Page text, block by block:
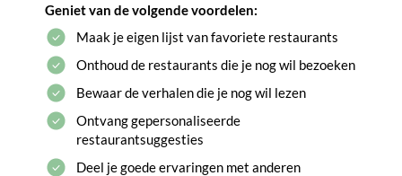
Geniet van de volgende voordelen:
Maak je eigen lijst van favoriete restaurants
Onthoud de restaurants die je nog wil bezoeken
Bewaar de verhalen die je nog wil lezen
Ontvang gepersonaliseerde
restaurantsuggesties
Deel je goede ervaringen met anderen